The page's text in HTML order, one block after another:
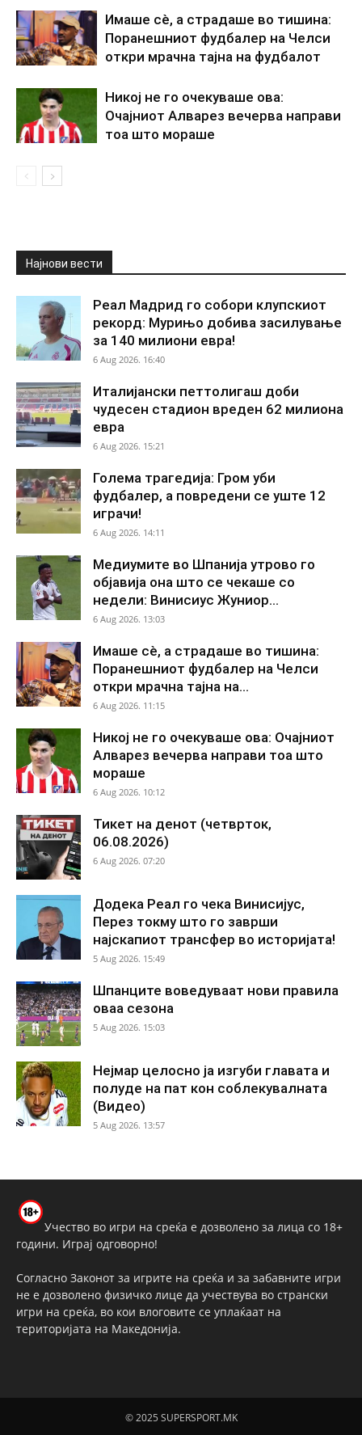
Имаше сè, а страдаше во тишина:
Поранешниот фудбалер на Челси
откри мрачна тајна на фудбалот
Никој не го очекуваше ова:
Очајниот Алварез вечерва направи
тоа што мораше
Најнови вести
Реал Мадрид го собори клупскиот
рекорд: Мурињо добива засилување
за 140 милиони евра!
6 Aug 2026. 16:40
Италијански петтолигаш доби
чудесен стадион вреден 62 милиона
евра
6 Aug 2026. 15:21
Голема трагедија: Гром уби
фудбалер, а повредени се уште 12
играчи!
6 Aug 2026. 14:11
Медиумите во Шпанија утрово го
објавија она што се чекаше со
недели: Винисиус Жуниор...
6 Aug 2026. 13:03
Имаше сè, а страдаше во тишина:
Поранешниот фудбалер на Челси
откри мрачна тајна на...
6 Aug 2026. 11:15
Никој не го очекуваше ова: Очајниот
Алварез вечерва направи тоа што
мораше
6 Aug 2026. 10:12
Тикет на денот (четврток,
06.08.2026)
6 Aug 2026. 07:20
Додека Реал го чека Винисијус,
Перез токму што го заврши
најскапиот трансфер во историјата!
5 Aug 2026. 15:49
Шпанците воведуваат нови правила
оваа сезона
5 Aug 2026. 15:03
Нејмар целосно ја изгуби главата и
полуде на пат кон соблекувалната
(Видео)
5 Aug 2026. 13:57
Учество во игри на среќа е дозволено за лица со 18+
години. Играј одговорно!
Согласно Законот за игрите на среќа и за забавните игри
не е дозволено физичко лице да учествува во странски
игри на среќа, во кои влоговите се уплаќаат на
територијата на Македонија.
© 2025 SUPERSPORT.MK